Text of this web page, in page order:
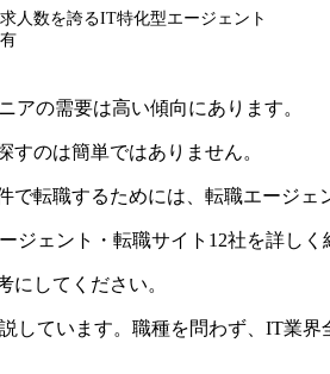
人数を誇るIT特化型エージェント
アの需要は高い傾向にあります。
のは簡単ではありません。
で転職するためには、転職エージ
ジェント・転職サイト12社を詳しく
にしてください。
しています。職種を問わず、IT業